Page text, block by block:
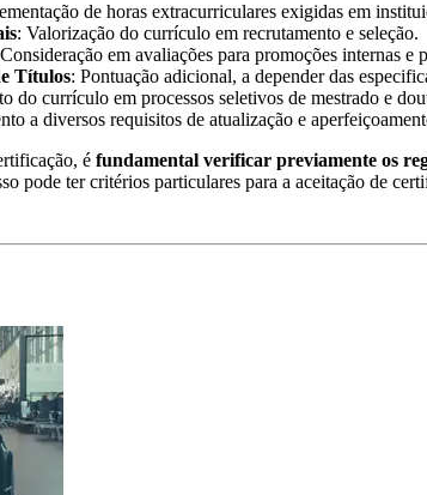
de horas extracurriculares exigidas em
: Valorização do currículo em recrutamento e seleção.
em avaliações para promoções internas
Títulos: Pontuação adicional, a depender das
do currículo em processos seletivos de mestrado e
a diversos requisitos de atualização e
é fundamental verificar previamente os
pode ter critérios particulares para a aceitação de